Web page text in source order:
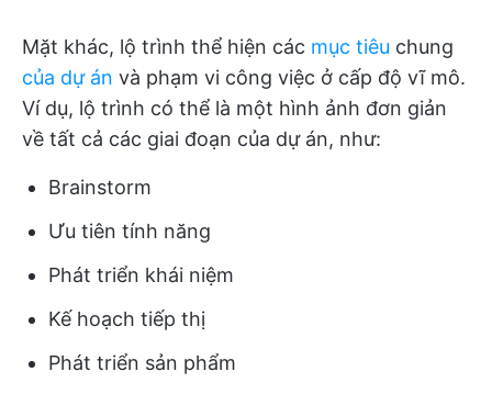
Mặt khác, lộ trình thể hiện các mục tiêu chung
của dự án và phạm vi công việc ở cấp độ vĩ mô.
Ví dụ, lộ trình có thể là một hình ảnh đơn giản
về tất cả các giai đoạn của dự án, như:
Brainstorm
Ưu tiên tính năng
Phát triển khái niệm
Kế hoạch tiếp thị
Phát triển sản phẩm